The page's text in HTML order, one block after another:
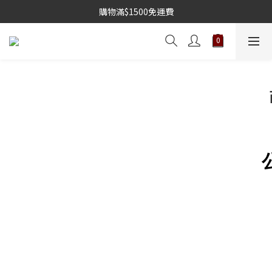
購物滿$1500免運費